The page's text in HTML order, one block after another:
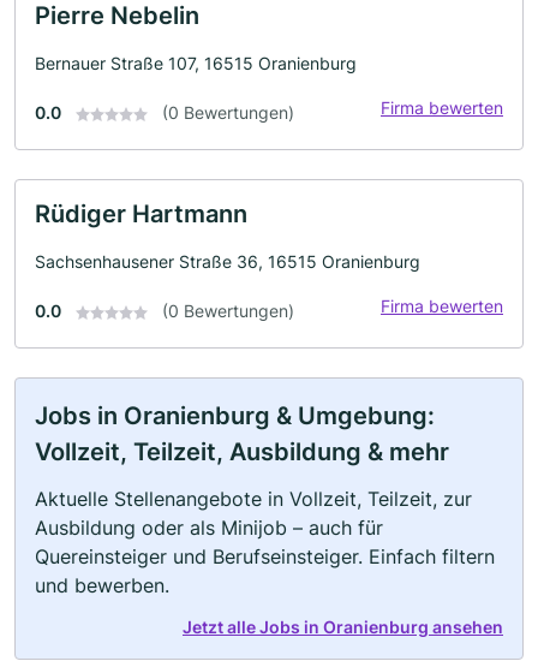
Pierre Nebelin
Bernauer Straße 107, 16515 Oranienburg
0.0 (0 Bewertungen) Firma bewerten
Rüdiger Hartmann
Sachsenhausener Straße 36, 16515 Oranienburg
0.0 (0 Bewertungen) Firma bewerten
Jobs in Oranienburg & Umgebung:
Vollzeit, Teilzeit, Ausbildung & mehr
Aktuelle Stellenangebote in Vollzeit, Teilzeit, zur
Ausbildung oder als Minijob – auch für
Quereinsteiger und Berufseinsteiger. Einfach filtern
und bewerben.
Jetzt alle Jobs in Oranienburg ansehen